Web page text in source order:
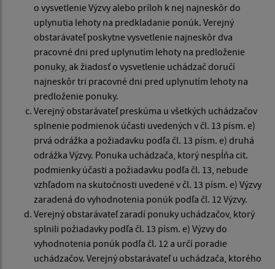
o vysvetlenie Výzvy alebo príloh k nej najneskôr do
uplynutia lehoty na predkladanie ponúk. Verejný
obstarávateľ poskytne vysvetlenie najneskôr dva
pracovné dni pred uplynutím lehoty na predloženie
ponuky, ak žiadosť o vysvetlenie uchádzač doručí
najneskôr tri pracovné dni pred uplynutím lehoty na
predloženie ponuky.
Verejný obstarávateľ preskúma u všetkých uchádzačov
splnenie podmienok účasti uvedených v čl. 13 písm. e)
prvá odrážka a požiadavku podľa čl. 13 písm. e) druhá
odrážka Výzvy. Ponuka uchádzača, ktorý nespĺňa cit.
podmienky účasti a požiadavku podľa čl. 13, nebude
vzhľadom na skutočnosti uvedené v čl. 13 písm. e) Výzvy
zaradená do vyhodnotenia ponúk podľa čl. 12 Výzvy.
Verejný obstarávateľ zaradí ponuky uchádzačov, ktorý
splnili požiadavky podľa čl. 13 písm. e) Výzvy do
vyhodnotenia ponúk podľa čl. 12 a určí poradie
uchádzačov. Verejný obstarávateľ u uchádzača, ktorého